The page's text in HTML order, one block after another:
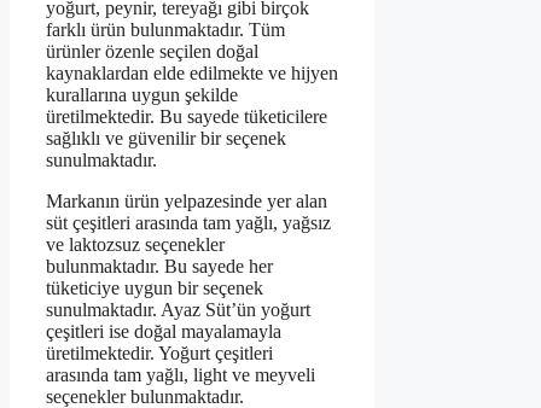
yoğurt, peynir, tereyağı gibi birçok
farklı ürün bulunmaktadır. Tüm
ürünler özenle seçilen doğal
kaynaklardan elde edilmekte ve hijyen
kurallarına uygun şekilde
üretilmektedir. Bu sayede tüketicilere
sağlıklı ve güvenilir bir seçenek
sunulmaktadır.
Markanın ürün yelpazesinde yer alan
süt çeşitleri arasında tam yağlı, yağsız
ve laktozsuz seçenekler
bulunmaktadır. Bu sayede her
tüketiciye uygun bir seçenek
sunulmaktadır. Ayaz Süt’ün yoğurt
çeşitleri ise doğal mayalamayla
üretilmektedir. Yoğurt çeşitleri
arasında tam yağlı, light ve meyveli
seçenekler bulunmaktadır.